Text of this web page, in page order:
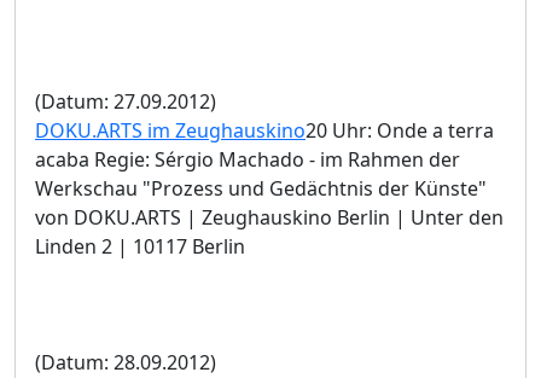
(Datum: 27.09.2012)
DOKU.ARTS im Zeughauskino20 Uhr: Onde a terra
acaba Regie: Sérgio Machado - im Rahmen der
Werkschau "Prozess und Gedächtnis der Künste"
von DOKU.ARTS | Zeughauskino Berlin | Unter den
Linden 2 | 10117 Berlin
(Datum: 28.09.2012)